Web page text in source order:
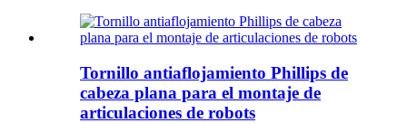
Tornillo antiaflojamiento Phillips de
cabeza plana para el montaje de
articulaciones de robots